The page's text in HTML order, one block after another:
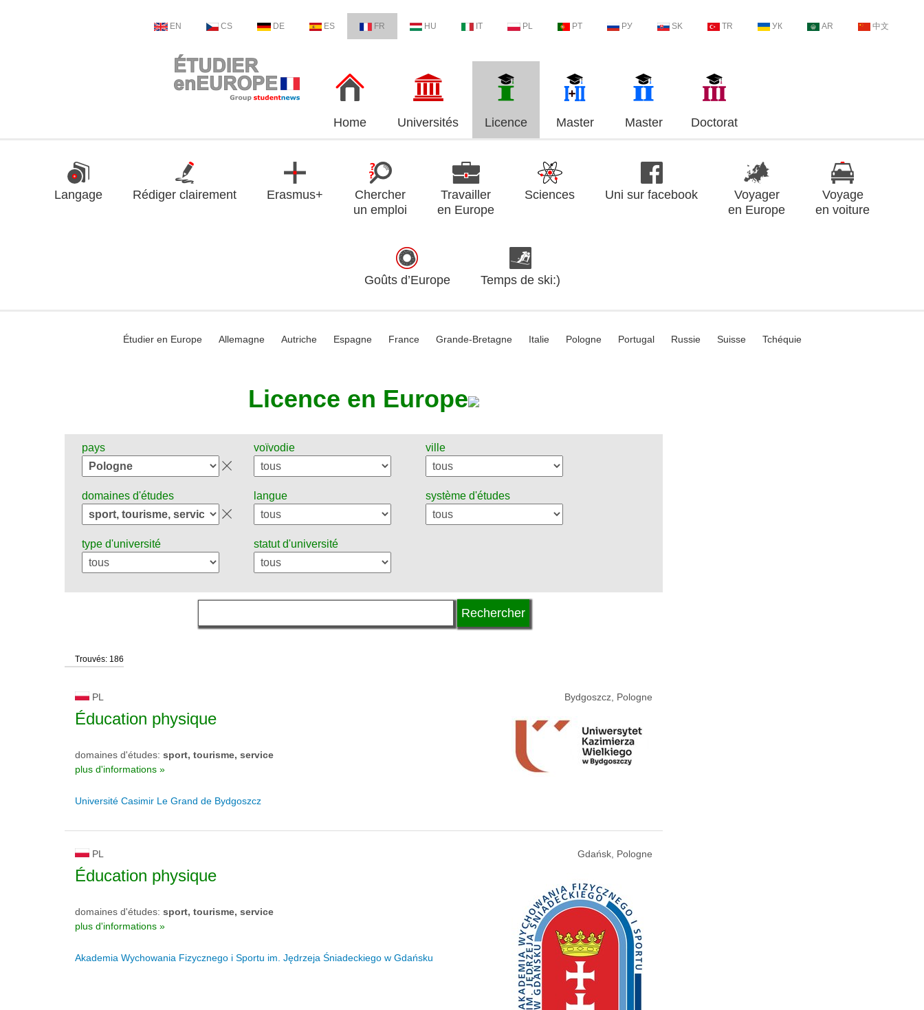
EN CS DE ES FR HU IT PL PT РУ SK TR УК AR 中文
Home Universités Licence Master Master Doctorat
Langage Rédiger clairement Erasmus+
Chercher
un emploi
Travailler
en Europe
Sciences Uni sur facebook
Voyager
en Europe
Voyage
en voiture
Goûts d’Europe Temps de ski:)
Étudier en Europe Allemagne Autriche Espagne France Grande-Bretagne Italie Pologne Portugal Russie Suisse Tchéquie
Licence en Europe
pays voïvodie ville
domaines d'études langue système d'études
type d'université statut d'université
Trouvés: 186
PL Bydgoszcz, Pologne
Éducation physique
domaines d'études: sport, tourisme, service
plus d'informations »
Université Casimir Le Grand de Bydgoszcz
PL Gdańsk, Pologne
Éducation physique
domaines d'études: sport, tourisme, service
plus d'informations »
Akademia Wychowania Fizycznego i Sportu im. Jędrzeja Śniadeckiego w Gdańsku